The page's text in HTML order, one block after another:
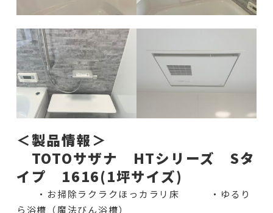
＜製品情報＞
TOTOサザナ HTシリーズ Sタ
イプ 1616(1坪サイズ)
・お掃除ラクラクほっカラリ床 ・ゆるり
ら浴槽（魔法びん浴槽）